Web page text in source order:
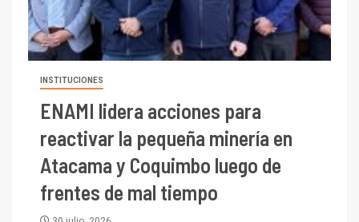
INSTITUCIONES
ENAMI lidera acciones para
reactivar la pequeña minería en
Atacama y Coquimbo luego de
frentes de mal tiempo